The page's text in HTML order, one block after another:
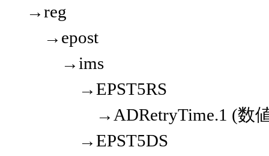
→reg
→epost
→ims
→EPST5RS
→ADRetryTime.1 (数値)
→EPST5DS